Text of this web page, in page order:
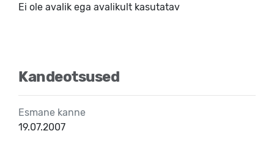
Ei ole avalik ega avalikult kasutatav
Kandeotsused
Esmane kanne
19.07.2007